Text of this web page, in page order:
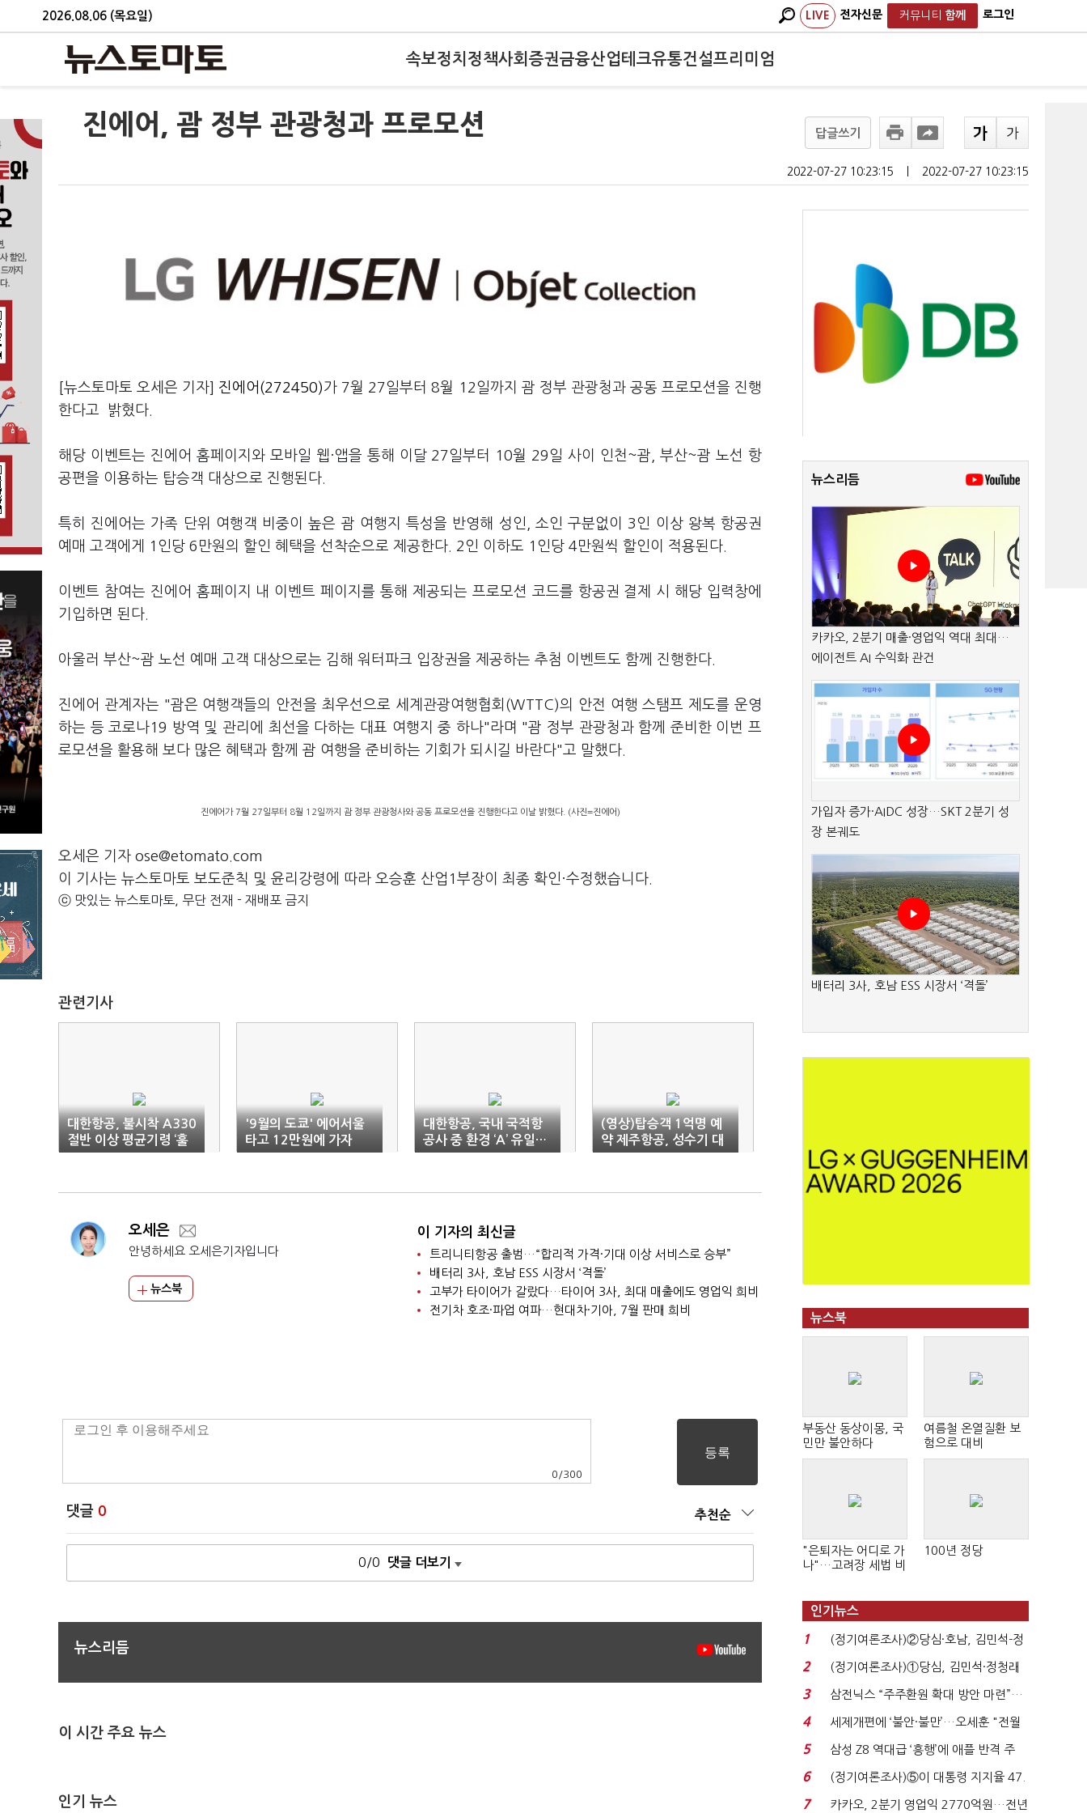
2026.08.06 (목요일) LIVE 전자신문 커뮤니티 함께 로그인
속보정치 정책사회 증권금융산업테크유통건설프리미엄
진에어, 괌 정부 관광청과 프로모션 답글쓰기
2022-07-27 10:23:15 2022-07-27 10:23:15
[뉴스토마토 오세은 기자] 진에어(272450)가 7월 27일부터 8월 12일까지 괌 정부 관광청과 공동 프로모션을 진행
한다고 밝혔다.
해당 이벤트는 진에어 홈페이지와 모바일 웹·앱을 통해 이달 27일부터 10월 29일 사이 인천~괌, 부산~괌 노선 항
공편을 이용하는 탑승객 대상으로 진행된다.
특히 진에어는 가족 단위 여행객 비중이 높은 괌 여행지 특성을 반영해 성인, 소인 구분없이 3인 이상 왕복 항공권
예매 고객에게 1인당 6만원의 할인 혜택을 선착순으로 제공한다. 2인 이하도 1인당 4만원씩 할인이 적용된다.
이벤트 참여는 진에어 홈페이지 내 이벤트 페이지를 통해 제공되는 프로모션 코드를 항공권 결제 시 해당 입력창에
기입하면 된다.
아울러 부산~괌 노선 예매 고객 대상으로는 김해 워터파크 입장권을 제공하는 추첨 이벤트도 함께 진행한다.
진에어 관계자는 "괌은 여행객들의 안전을 최우선으로 세계관광여행협회(WTTC)의 안전 여행 스탬프 제도를 운영
하는 등 코로나19 방역 및 관리에 최선을 다하는 대표 여행지 중 하나"라며 "괌 정부 관광청과 함께 준비한 이번 프
로모션을 활용해 보다 많은 혜택과 함께 괌 여행을 준비하는 기회가 되시길 바란다"고 말했다.
진에어가 7월 27일부터 8월 12일까지 괌 정부 관광청사와 공동 프로모션을 진행한다고 이날 밝혔다. (사진=진에어)
오세은 기자 ose@etomato.com
이 기사는 뉴스토마토 보도준칙 및 윤리강령에 따라 오승훈 산업1부장이 최종 확인·수정했습니다.
ⓒ 맛있는 뉴스토마토, 무단 전재 - 재배포 금지
관련기사
대한항공, 불시착 A330
절반 이상 평균기령 ‘훌
쩍’
'9월의 도쿄' 에어서울
타고 12만원에 가자
대한항공, 국내 국적항
공사 중 환경 ‘A’ 유일…
비결은
(영상)탑승객 1억명 예
약 제주항공, 성수기 대
목 ‘사활’
오세은
안녕하세요 오세은기자입니다
뉴스북
이 기자의 최신글
트리니티항공 출범…“합리적 가격·기대 이상 서비스로 승부”
배터리 3사, 호남 ESS 시장서 ‘격돌’
고부가 타이어가 갈랐다…타이어 3사, 최대 매출에도 영업익 희비
전기차 호조·파업 여파…현대차·기아, 7월 판매 희비
0 /300
댓글 0 추천순
0/0 댓글 더보기
뉴스리듬
이 시간 주요 뉴스
인기 뉴스
뉴스리듬
카카오, 2분기 매출·영업익 역대 최대…
에이전트 AI 수익화 관건
가입자 증가·AIDC 성장…SKT 2분기 성
장 본궤도
배터리 3사, 호남 ESS 시장서 ‘격돌’
뉴스북
부동산 동상이몽, 국
민만 불안하다
여름철 온열질환 보
험으로 대비
"은퇴자는 어디로 가
나"…고려장 세법 비
100년 정당
인기뉴스
1
(정기여론조사)②당심·호남, 김민석-정
청래 '초접전'...
2
(정기여론조사)①당심, 김민석·정청래
'초접전'…대통령 ...
3
삼전닉스 “주주환원 확대 방안 마련”…
로이터에 성명...
4
세제개편에 ‘불안·불만’…오세훈 "전월
세 구하기 더 ...
5
삼성 Z8 역대급 ‘흥행’에 애플 반격 주
목…9월 ‘폴...
6
(정기여론조사)⑤이 대통령 지지율 47.
7%…일주일 만에 ...
7 카카오, 2분기 영업익 2770억원…전년